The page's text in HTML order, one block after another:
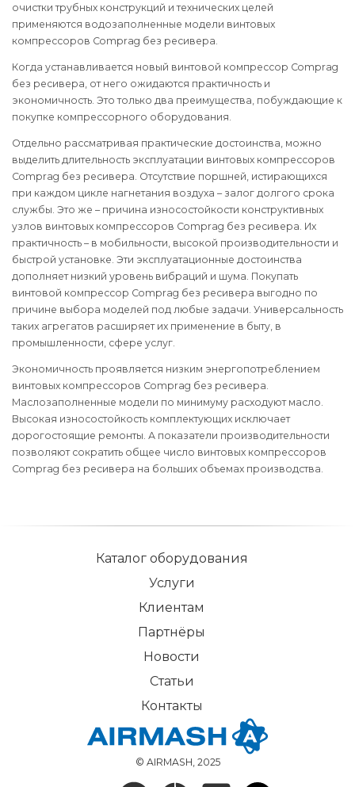
очистки трубных конструкций и технических целей
применяются водозаполненные модели винтовых
компрессоров Comprag без ресивера.
Когда устанавливается новый винтовой компрессор Comprag
без ресивера, от него ожидаются практичность и
экономичность. Это только два преимущества, побуждающие к
покупке компрессорного оборудования.
Отдельно рассматривая практические достоинства, можно
выделить длительность эксплуатации винтовых компрессоров
Comprag без ресивера. Отсутствие поршней, истирающихся
при каждом цикле нагнетания воздуха – залог долгого срока
службы. Это же – причина износостойкости конструктивных
узлов винтовых компрессоров Comprag без ресивера. Их
практичность – в мобильности, высокой производительности и
быстрой установке. Эти эксплуатационные достоинства
дополняет низкий уровень вибраций и шума. Покупать
винтовой компрессор Comprag без ресивера выгодно по
причине выбора моделей под любые задачи. Универсальность
таких агрегатов расширяет их применение в быту, в
промышленности, сфере услуг.
Экономичность проявляется низким энергопотреблением
винтовых компрессоров Comprag без ресивера.
Маслозаполненные модели по минимуму расходуют масло.
Высокая износостойкость комплектующих исключает
дорогостоящие ремонты. А показатели производительности
позволяют сократить общее число винтовых компрессоров
Comprag без ресивера на больших объемах производства.
© AIRMASH, 2025
Каталог оборудования
Услуги
Клиентам
Партнёры
Новости
Статьи
Контакты